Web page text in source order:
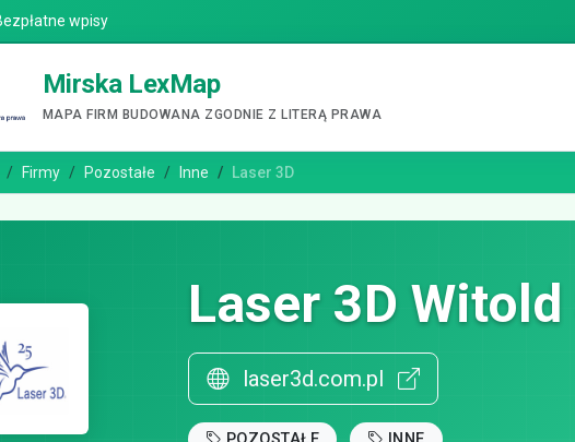
wpisy
Mirska LexMap
MAPA FIRM BUDOWANA ZGODNIE Z LITERĄ PRAWA
Firmy Pozostałe Inne Laser 3D
Laser 3D
laser3d.com.pl